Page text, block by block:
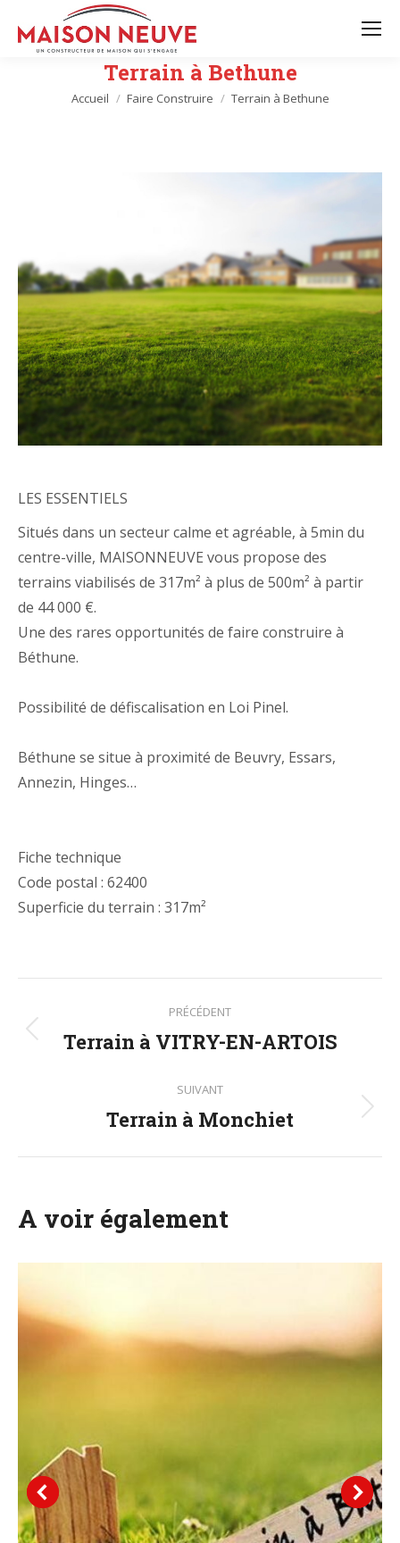
Terrain à Bethune
Vous êtes ici :
Accueil Faire Construire Terrain à Bethune
LES ESSENTIELS
Situés dans un secteur calme et agréable, à 5min du
centre-ville, MAISONNEUVE vous propose des
terrains viabilisés de 317m² à plus de 500m² à partir
de 44 000 €.
Une des rares opportunités de faire construire à
Béthune.
Possibilité de défiscalisation en Loi Pinel.
Béthune se situe à proximité de Beuvry, Essars,
Annezin, Hinges…
Fiche technique
Code postal : 62400
Superficie du terrain : 317m²
Navigation
de
commentaire
PRÉCÉDENT
Onglet
Terrain à VITRY-EN-ARTOIS
SUIVANT
Projets
Terrain à Monchiet
A voir également